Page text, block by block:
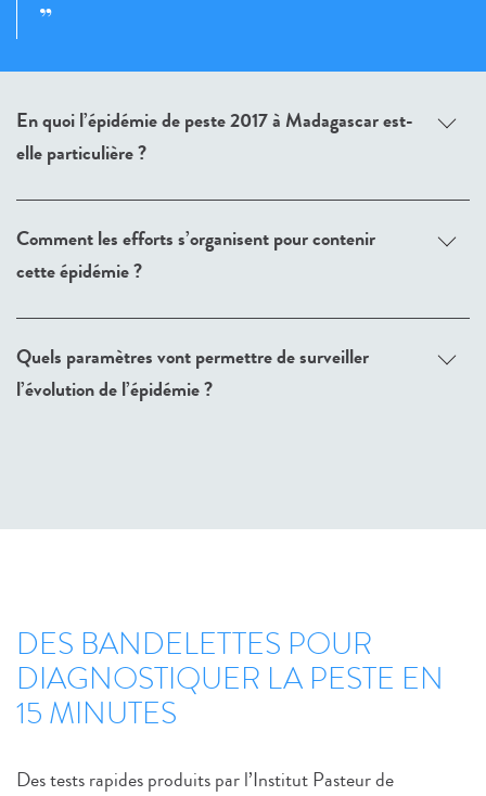
En quoi l’épidémie de peste 2017 à Madagascar est-
elle particulière ?
Comment les efforts s’organisent pour contenir
cette épidémie ?
Quels paramètres vont permettre de surveiller
l’évolution de l’épidémie ?
DES BANDELETTES POUR
DIAGNOSTIQUER LA PESTE EN
15 MINUTES
Des tests rapides produits par l’Institut Pasteur de